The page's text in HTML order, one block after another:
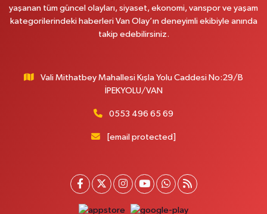
Onay Eczanesi
MERAŞEL FEVZİ ÇAKMAK CAD. KÜLTÜR SARAYI KIZILAY KAN MERKEZİ
Yenı Derman Eczanesi
Akdamar Hastanesi Acil yanı. İpekyolu. Hatuniye mahallesi terzioğlu, Eski
Yol Tarifi Al
Kışla Mah.Çınarlı Cad.1038 Sk.No:93 3-4
0 (432) 354 37 36 Yol Tarifi Al
yaşanan tüm güncel olayları, siyaset, ekonomi, vanspor ve yaşam
kategorilerindeki haberleri Van Olay’ın deneyimli ekibiyle anında
takip edebilirsiniz.
Vali Mithatbey Mahallesi Kışla Yolu Caddesi No:29/B
İPEKYOLU/VAN
0553 496 65 69
[email protected]